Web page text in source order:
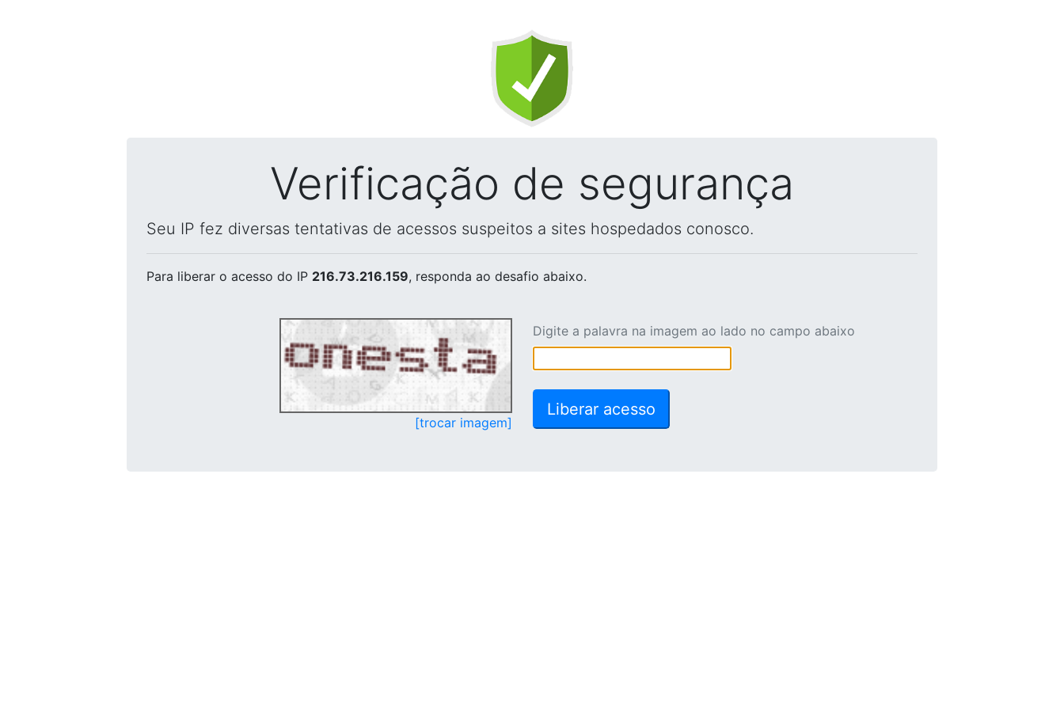
Verificação de segurança
Seu IP fez diversas tentativas de acessos suspeitos a sites hospedados conosco.
Para liberar o acesso do IP 216.73.216.159, responda ao desafio abaixo.
[trocar imagem]
Digite a palavra na imagem ao lado no campo abaixo